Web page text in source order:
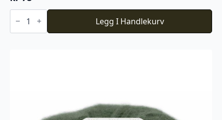
Novita
Nalle
antall
Legg I Handlekurv